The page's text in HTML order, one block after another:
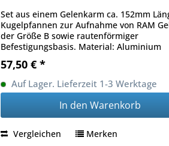
Set aus einem Gelenkarm ca. 152mm
Kugelpfannen zur Aufnahme von RAM
der Größe B sowie rautenförmiger
Befestigungsbasis. Material: Aluminium
pulverbeschichtet
57,50 € *
Auf Lager. Lieferzeit 1-3 Werktage
In den Warenkorb
Vergleichen Merken